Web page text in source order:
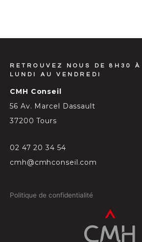
RETROUVEZ NOUS DE 8H30
LUNDI AU VENDREDI
CMH Conseil
56 Av. Marcel Dassault
37200 Tours
02 47 20 34 54
cmh@cmhconseil.com
Politique de confidentialité